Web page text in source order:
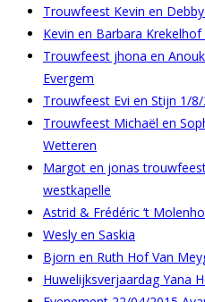
Trouwfeest Kevin en
Kevin en Barbara
Trouwfeest jhona en
Evergem
Trouwfeest Evi en Stijn 1/
Trouwfeest Michaël en
Wetteren
Margot en jonas
westkapelle
Astrid & Frédéric ‘t
Wesly en Saskia
Bjorn en Ruth Hof Van
Huwelijksverjaardag Yana